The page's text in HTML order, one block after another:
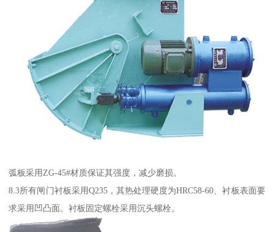
弧板采用ZG-45#材质保证其强度，减少磨损。
8.3所有闸门衬板采用Q235，其热处理硬度为HRC58-60、衬板表面要
求采用凹凸面。衬板固定螺栓采用沉头螺栓。